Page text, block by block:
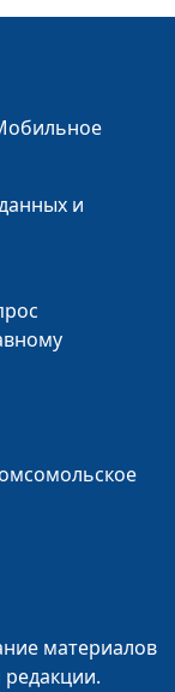
и
материалов
редакции.